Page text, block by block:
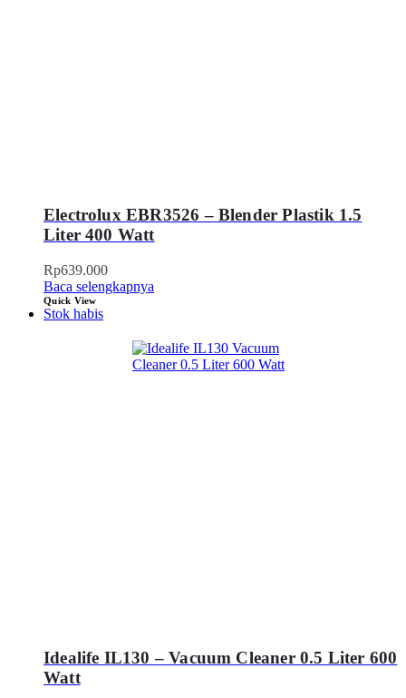
Electrolux EBR3526 – Blender Plastik 1.5
Liter 400 Watt
Rp639.000
Baca selengkapnya
Quick View
Stok habis
Idealife IL130 – Vacuum Cleaner 0.5 Liter 600
Watt